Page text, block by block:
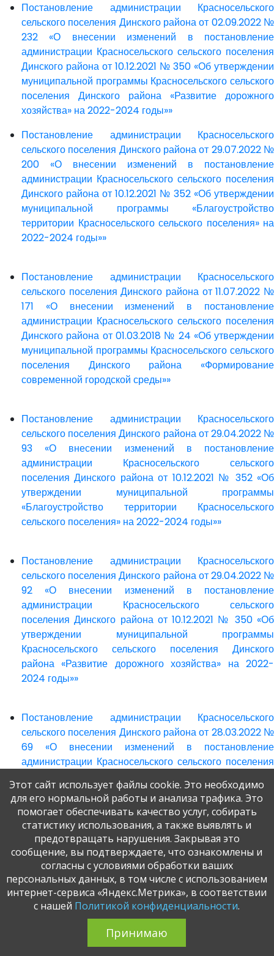
Постановление администрации Красносельского
сельского поселения Динского района от 02.09.2022 №
232 «О внесении изменений в постановление
администрации Красносельского сельского поселения
Динского района от 10.12.2021 № 350 «Об утверждении
муниципальной программы Красносельского сельского
поселения Динского района «Развитие дорожного
хозяйства» на 2022-2024 годы»»
Постановление администрации Красносельского
сельского поселения Динского района от 29.07.2022 №
200 «О внесении изменений в постановление
администрации Красносельского сельского поселения
Динского района от 10.12.2021 № 352 «Об утверждении
муниципальной программы «Благоустройство
территории Красносельского сельского поселения» на
2022-2024 годы»»
Постановление администрации Красносельского
сельского поселения Динского района от 11.07.2022 №
171 «О внесении изменений в постановление
администрации Красносельского сельского поселения
Динского района от 01.03.2018 № 24 «Об утверждении
муниципальной программы Красносельского сельского
поселения Динского района «Формирование
современной городской среды»»
Постановление администрации Красносельского
сельского поселения Динского района от 29.04.2022 №
93 «О внесении изменений в постановление
администрации Красносельского сельского
поселения Динского района от 10.12.2021 № 352 «Об
утверждении муниципальной программы
«Благоустройство территории Красносельского
сельского поселения» на 2022-2024 годы»»
Постановление администрации Красносельского
сельского поселения Динского района от 29.04.2022 №
92 «О внесении изменений в постановление
администрации Красносельского сельского
поселения Динского района от 10.12.2021 № 350 «Об
утверждении муниципальной программы
Красносельского сельского поселения Динского
района «Развитие дорожного хозяйства» на 2022-
2024 годы»»
Постановление администрации Красносельского
сельского поселения Динского района от 28.03.2022 №
69 «О внесении изменений в постановление
администрации Красносельского сельского поселения
муниципальной программы Красносельского сельского
поселения Динского района «Развитие физической
культуры и спорта» на 2022-2024 годы»»
Постановление администрации Красносельского
сельского поселения Динского района от 28.03.2022 №
68 «О внесении изменений в постановление
администрации Красносельского сельского поселения
Динского района от 10.12.2021 № 352 «Об утверждении
муниципальной программы «Благоустройство
Этот сайт использует файлы cookie. Это необходимо
для его нормальной работы и анализа трафика. Это
помогает обеспечивать качество услуг, собирать
статистику использования, а также выявлять и
предотвращать нарушения. Закрывая это
сообщение, вы подтверждаете, что ознакомлены и
согласны с условиями обработки ваших
персональных данных, в том числе с использованием
интернет-сервиса «Яндекс.Метрика», в соответствии
с нашей Политикой конфиденциальности.
Принимаю